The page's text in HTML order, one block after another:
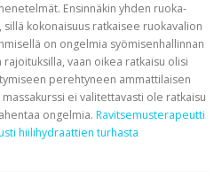
Ensinnäkin yhden ruoka-
kokonaisuus ratkaisee ruokavalion
on ongelmia syömisenhallinnan
vaan oikea ratkaisu olisi
perehtyneen ammattilaisen
ei valitettavasti ole ratkaisu
ongelmia. Ravitsemusterapeutti
hiilihydraattien turhasta